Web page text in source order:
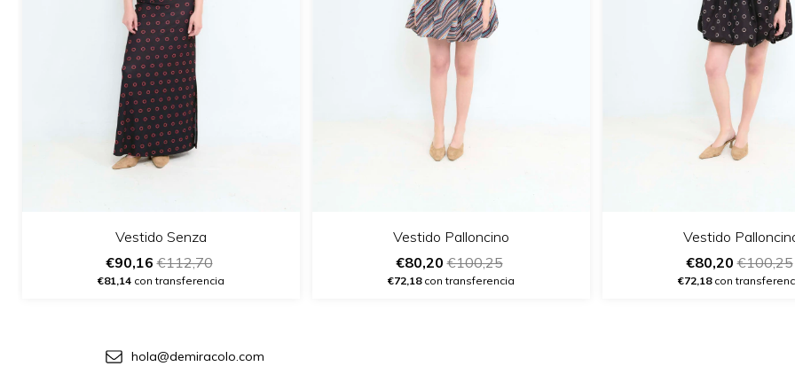
Vestido Senza
€90,16€112,70
€81,14 con transferencia
Vestido Palloncino
€80,20€100,25
€72,18con transferencia
Vestido
€80,20€100,25
€72,18con
hola@demiracolo.com